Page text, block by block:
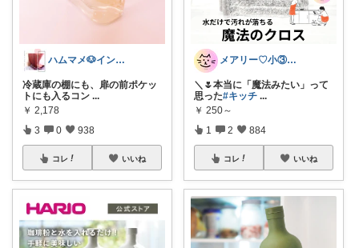
ハムマメ🐶インテリア・キッチン🌸
冷蔵庫の棚にも、扉の前ポケッ
トにも入るコン ...
￥ 2,178
3 0 938
コレ いいね
メアリー♡小③女の子のママ•᎑•ꕤ
＼🌷本当に「魔法みたい」って
思った#キッチ ...
￥ 250～
1 2 884
コレ いいね